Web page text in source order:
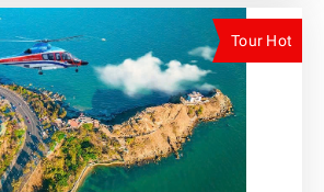
Tour Hot